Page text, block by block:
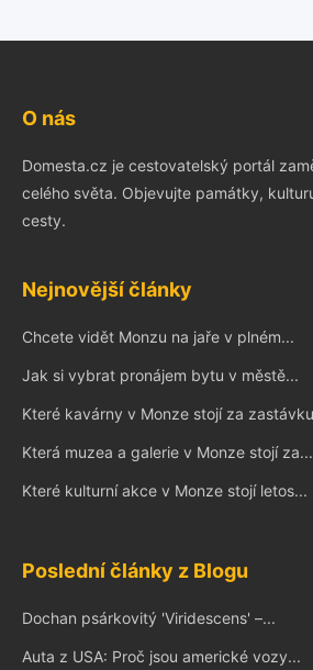
O nás
Domesta.cz je cestovatelský portál
celého světa. Objevujte památky,
cesty.
Nejnovější články
Chcete vidět Monzu na jaře v plném...
Jak si vybrat pronájem bytu v městě...
Které kavárny v Monze stojí za
Která muzea a galerie v Monze stojí za...
Které kulturní akce v Monze stojí letos...
Poslední články z Blogu
Dochan psárkovitý 'Viridescens' –...
Auta z USA: Proč jsou americké vozy...